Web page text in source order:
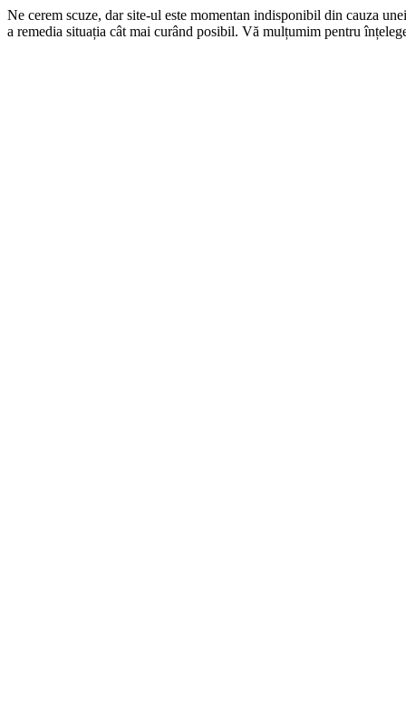
Ne cerem scuze, dar site-ul este momentan indisponibil din cauza
a remedia situația cât mai curând posibil. Vă mulțumim pentru